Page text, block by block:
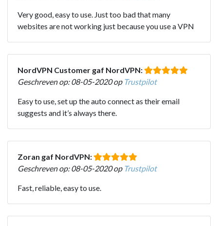
Very good, easy to use. Just too bad that many
websites are not working just because you use a VPN
NordVPN Customer gaf NordVPN:
Geschreven op: 08-05-2020 op Trustpilot
Easy to use, set up the auto connect as their email
suggests and it’s always there.
Zoran gaf NordVPN:
Geschreven op: 08-05-2020 op Trustpilot
Fast, reliable, easy to use.